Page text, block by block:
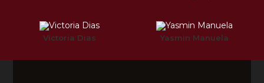
Victoria Dias Yasmin Manuela